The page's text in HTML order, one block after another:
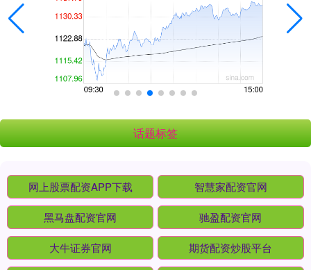
话题标签
网上股票配资APP下载 智慧家配资官网
黑马盘配资官网 驰盈配资官网
大牛证券官网 期货配资炒股平台